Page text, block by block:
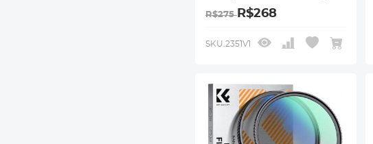
Cinematic Effect Mist CPL, 18
multicamadas, série Nano-
R$275R$268
SKU.2351V1